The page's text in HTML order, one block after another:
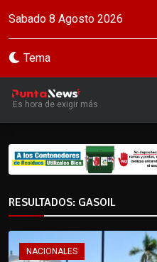
Sabado 8 Agosto 2026
Tema
Es hora de exigir más
RESULTADOS: GASOIL
NACIONALES